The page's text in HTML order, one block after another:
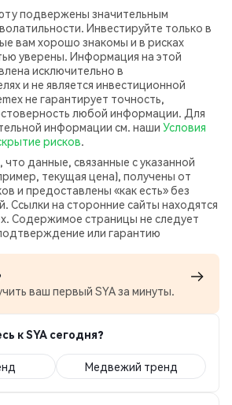
подвержены значительным
Инвестируйте только в
вам хорошо знакомы и в рисках
уверены. Информация на этой
исключительно в
и не является инвестиционной
не гарантирует точность,
любой информации. Для
информации см. наши Условия
рисков.
данные, связанные с указанной
текущая цена), получены от
и предоставлены «как есть» без
Ссылки на сторонние сайты находятся
Содержимое страницы не следует
или гарантию
ваш первый SYA за минуты.
к SYA сегодня?
Медвежий тренд